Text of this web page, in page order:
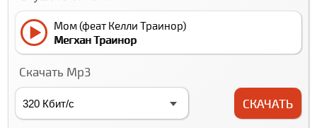
Мом (феат Келли Траинор)
Мегхан Траинор
Скачать Mp3
СКАЧАТЬ